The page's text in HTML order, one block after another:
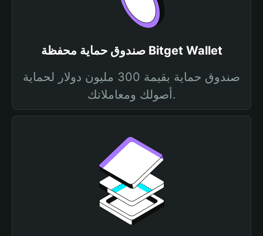
صندوق حماية محفظة Bitget Wallet
صندوق حماية بقيمة 300 مليون دولار لحماية
أصولك ومعاملاتك.